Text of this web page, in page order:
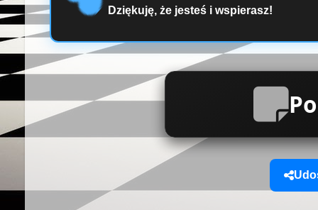
Dziękuję, że jesteś i wspierasz!